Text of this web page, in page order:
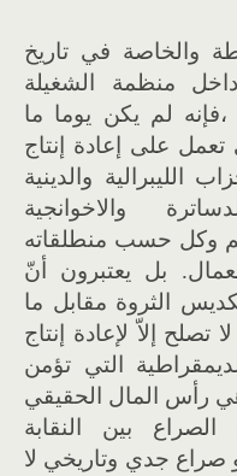
والخاصة في تاريخ
منظمة الشغيلة
،فإنه لم يكن يوما ما
على إعادة إنتاج
الليبرالية والدينية
والاخوانجية
وكل حسب منطلقاته
بل يعتبرون أنّ
الثروة مقابل ما
إلاّ لإعادة إنتاج
التي تؤمن
رأس المال الحقيقي
الصراع بين النقابة
صراع جدي وتاريخي لا